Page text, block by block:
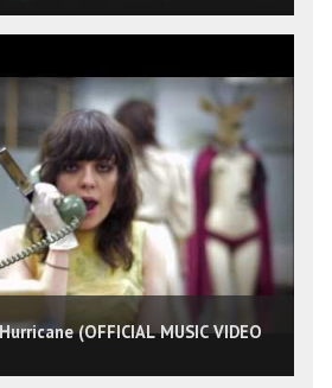
(OFFICIAL MUSIC VIDEO